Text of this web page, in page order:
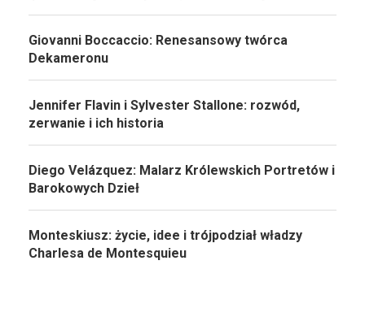
Giovanni Boccaccio: Renesansowy twórca
Dekameronu
Jennifer Flavin i Sylvester Stallone: rozwód,
zerwanie i ich historia
Diego Velázquez: Malarz Królewskich Portretów i
Barokowych Dzieł
Monteskiusz: życie, idee i trójpodział władzy
Charlesa de Montesquieu